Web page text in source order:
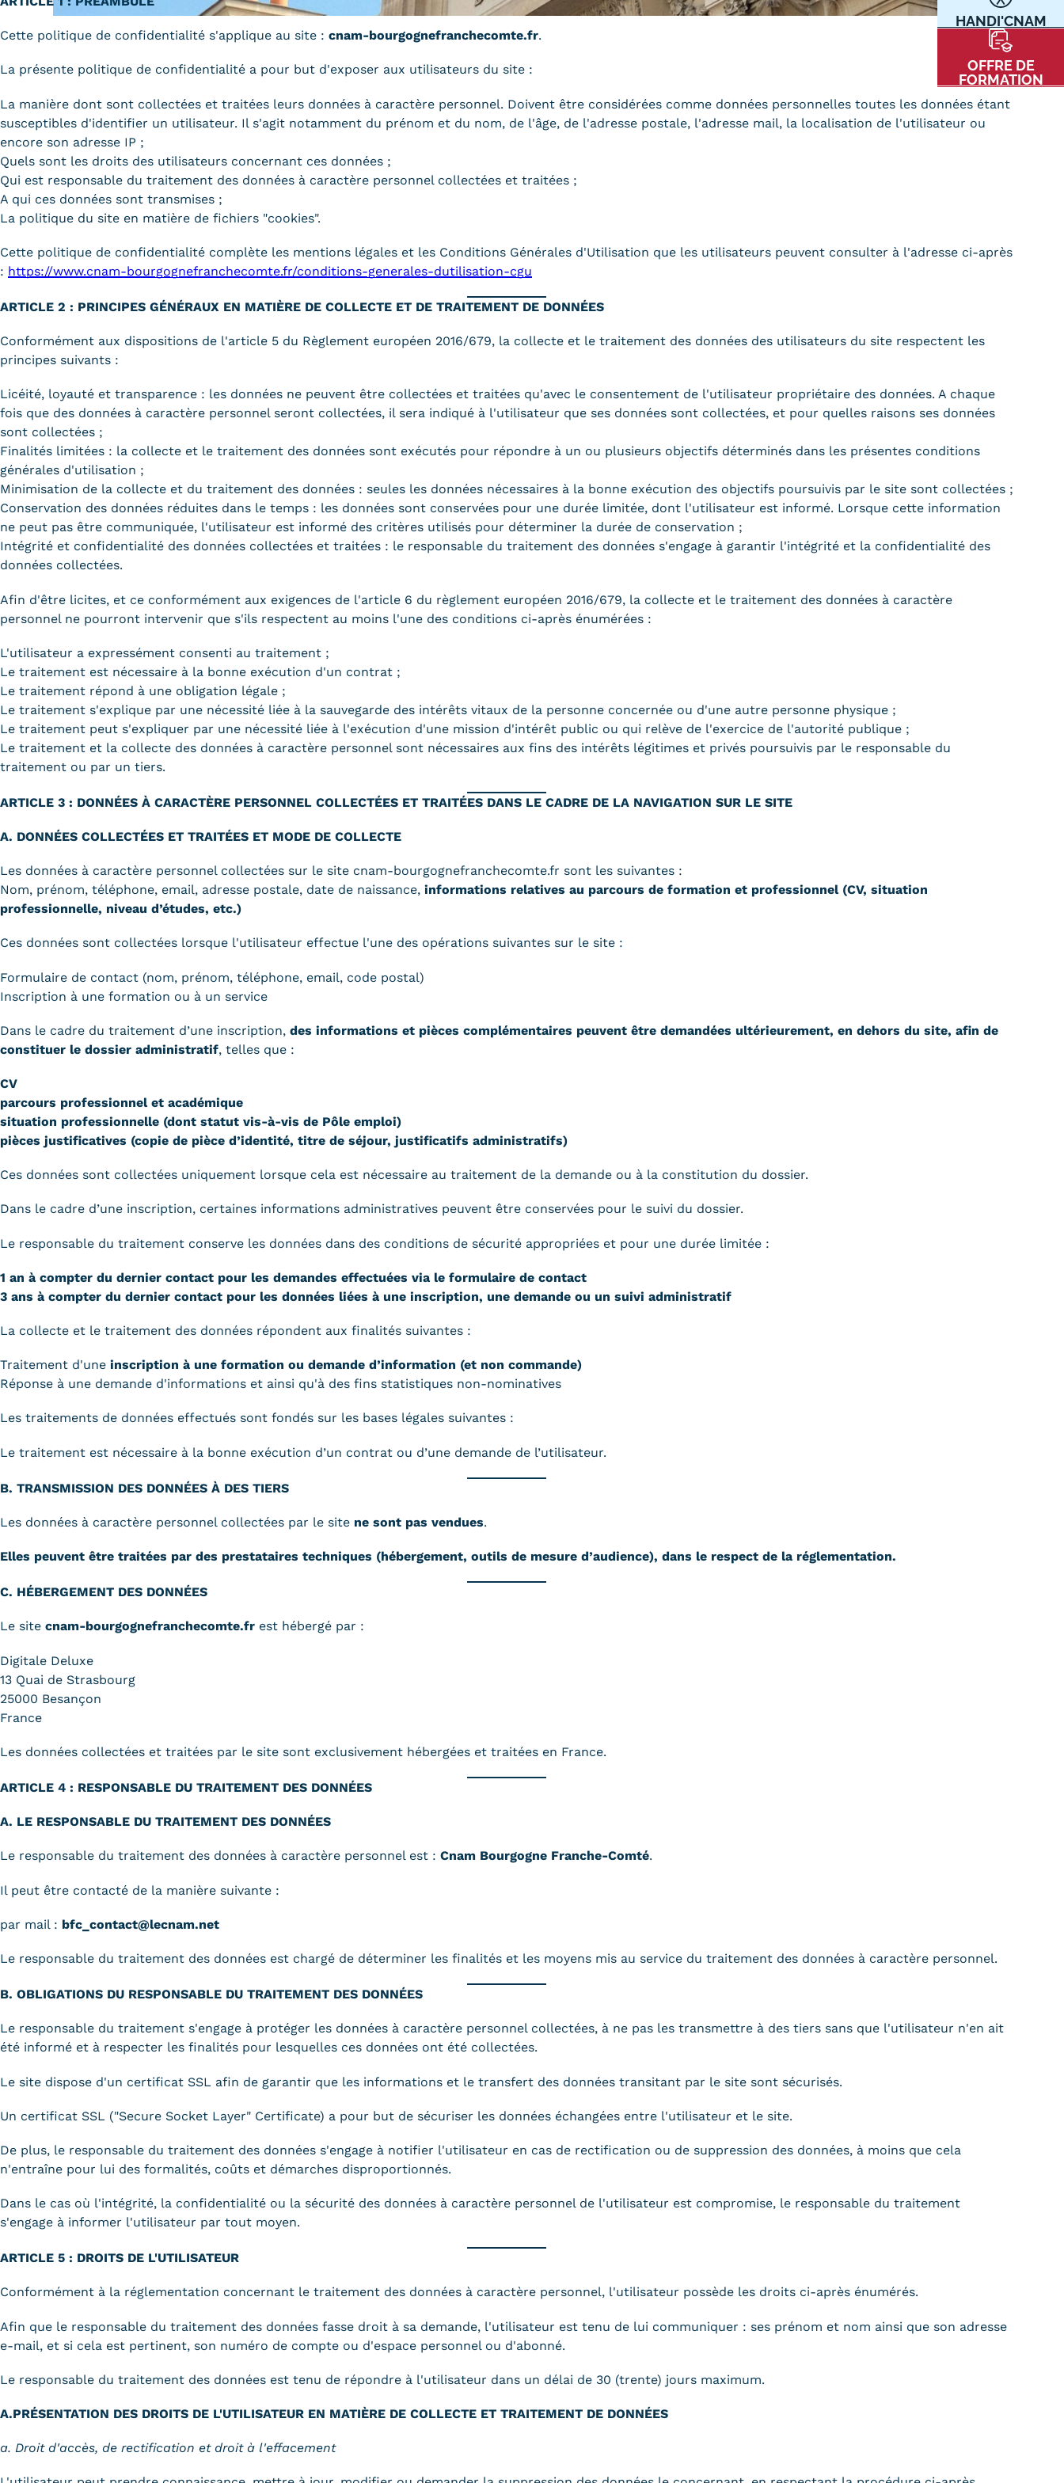
HANDI'CNAM
OFFRE DE
FORMATION
Quoi de neuf au Cnam BFC?
Agenda
Revue de presse
Contact
Contacts services
Formulaire de contact
Alternance
Enseignement à distance
Validation des Acquis de
l'Expérience (VAE)
Validation des études
supérieures (VES)
professionnels et personnels
(VAPP)
Qualiopi
Infos élèves
Modalités de financement
Fiche contact salons, forums,
JPO
Menu
obligatoires
Navigation
Cette politique de confidentialité s'applique au site : cnam-bourgognefranchecomte.fr.
La présente politique de confidentialité a pour but d'exposer aux utilisateurs du site :
La manière dont sont collectées et traitées leurs données à caractère personnel. Doivent être considérées comme données personnelles toutes les données étant
susceptibles d'identifier un utilisateur. Il s'agit notamment du prénom et du nom, de l'âge, de l'adresse postale, l'adresse mail, la localisation de l'utilisateur ou
encore son adresse IP ;
Quels sont les droits des utilisateurs concernant ces données ;
Qui est responsable du traitement des données à caractère personnel collectées et traitées ;
A qui ces données sont transmises ;
La politique du site en matière de fichiers "cookies".
Cette politique de confidentialité complète les mentions légales et les Conditions Générales d'Utilisation que les utilisateurs peuvent consulter à l'adresse ci-après
: https://www.cnam-bourgognefranchecomte.fr/conditions-generales-dutilisation-cgu
ARTICLE 2 : PRINCIPES GÉNÉRAUX EN MATIÈRE DE COLLECTE ET DE TRAITEMENT DE DONNÉES
Conformément aux dispositions de l'article 5 du Règlement européen 2016/679, la collecte et le traitement des données des utilisateurs du site respectent les
principes suivants :
Licéité, loyauté et transparence : les données ne peuvent être collectées et traitées qu'avec le consentement de l'utilisateur propriétaire des données. A chaque
fois que des données à caractère personnel seront collectées, il sera indiqué à l'utilisateur que ses données sont collectées, et pour quelles raisons ses données
sont collectées ;
Finalités limitées : la collecte et le traitement des données sont exécutés pour répondre à un ou plusieurs objectifs déterminés dans les présentes conditions
générales d'utilisation ;
Minimisation de la collecte et du traitement des données : seules les données nécessaires à la bonne exécution des objectifs poursuivis par le site sont collectées ;
Conservation des données réduites dans le temps : les données sont conservées pour une durée limitée, dont l'utilisateur est informé. Lorsque cette information
ne peut pas être communiquée, l'utilisateur est informé des critères utilisés pour déterminer la durée de conservation ;
Intégrité et confidentialité des données collectées et traitées : le responsable du traitement des données s'engage à garantir l'intégrité et la confidentialité des
données collectées.
Afin d'être licites, et ce conformément aux exigences de l'article 6 du règlement européen 2016/679, la collecte et le traitement des données à caractère
personnel ne pourront intervenir que s'ils respectent au moins l'une des conditions ci-après énumérées :
L'utilisateur a expressément consenti au traitement ;
Le traitement est nécessaire à la bonne exécution d'un contrat ;
Le traitement répond à une obligation légale ;
Le traitement s'explique par une nécessité liée à la sauvegarde des intérêts vitaux de la personne concernée ou d'une autre personne physique ;
Le traitement peut s'expliquer par une nécessité liée à l'exécution d'une mission d'intérêt public ou qui relève de l'exercice de l'autorité publique ;
Le traitement et la collecte des données à caractère personnel sont nécessaires aux fins des intérêts légitimes et privés poursuivis par le responsable du
traitement ou par un tiers.
ARTICLE 3 : DONNÉES À CARACTÈRE PERSONNEL COLLECTÉES ET TRAITÉES DANS LE CADRE DE LA NAVIGATION SUR LE SITE
A. DONNÉES COLLECTÉES ET TRAITÉES ET MODE DE COLLECTE
Les données à caractère personnel collectées sur le site cnam-bourgognefranchecomte.fr sont les suivantes :
Nom, prénom, téléphone, email, adresse postale, date de naissance, informations relatives au parcours de formation et professionnel (CV, situation
professionnelle, niveau d’études, etc.)
Ces données sont collectées lorsque l'utilisateur effectue l'une des opérations suivantes sur le site :
Formulaire de contact (nom, prénom, téléphone, email, code postal)
Inscription à une formation ou à un service
Dans le cadre du traitement d’une inscription, des informations et pièces complémentaires peuvent être demandées ultérieurement, en dehors du site, afin de
constituer le dossier administratif, telles que :
CV
parcours professionnel et académique
situation professionnelle (dont statut vis-à-vis de Pôle emploi)
pièces justificatives (copie de pièce d’identité, titre de séjour, justificatifs administratifs)
Ces données sont collectées uniquement lorsque cela est nécessaire au traitement de la demande ou à la constitution du dossier.
Dans le cadre d’une inscription, certaines informations administratives peuvent être conservées pour le suivi du dossier.
Le responsable du traitement conserve les données dans des conditions de sécurité appropriées et pour une durée limitée :
1 an à compter du dernier contact pour les demandes effectuées via le formulaire de contact
3 ans à compter du dernier contact pour les données liées à une inscription, une demande ou un suivi administratif
La collecte et le traitement des données répondent aux finalités suivantes :
Traitement d'une inscription à une formation ou demande d’information (et non commande)
Réponse à une demande d'informations et ainsi qu'à des fins statistiques non-nominatives
Les traitements de données effectués sont fondés sur les bases légales suivantes :
Le traitement est nécessaire à la bonne exécution d’un contrat ou d’une demande de l’utilisateur.
B. TRANSMISSION DES DONNÉES À DES TIERS
Les données à caractère personnel collectées par le site ne sont pas vendues.
Elles peuvent être traitées par des prestataires techniques (hébergement, outils de mesure d’audience), dans le respect de la réglementation.
C. HÉBERGEMENT DES DONNÉES
Le site cnam-bourgognefranchecomte.fr est hébergé par :
Digitale Deluxe
13 Quai de Strasbourg
25000 Besançon
France
Les données collectées et traitées par le site sont exclusivement hébergées et traitées en France.
ARTICLE 4 : RESPONSABLE DU TRAITEMENT DES DONNÉES
A. LE RESPONSABLE DU TRAITEMENT DES DONNÉES
Le responsable du traitement des données à caractère personnel est : Cnam Bourgogne Franche-Comté.
Il peut être contacté de la manière suivante :
par mail : bfc_contact@lecnam.net
Le responsable du traitement des données est chargé de déterminer les finalités et les moyens mis au service du traitement des données à caractère personnel.
B. OBLIGATIONS DU RESPONSABLE DU TRAITEMENT DES DONNÉES
Le responsable du traitement s'engage à protéger les données à caractère personnel collectées, à ne pas les transmettre à des tiers sans que l'utilisateur n'en ait
été informé et à respecter les finalités pour lesquelles ces données ont été collectées.
Le site dispose d'un certificat SSL afin de garantir que les informations et le transfert des données transitant par le site sont sécurisés.
Un certificat SSL ("Secure Socket Layer" Certificate) a pour but de sécuriser les données échangées entre l'utilisateur et le site.
De plus, le responsable du traitement des données s'engage à notifier l'utilisateur en cas de rectification ou de suppression des données, à moins que cela
n'entraîne pour lui des formalités, coûts et démarches disproportionnés.
Dans le cas où l'intégrité, la confidentialité ou la sécurité des données à caractère personnel de l'utilisateur est compromise, le responsable du traitement
s'engage à informer l'utilisateur par tout moyen.
ARTICLE 5 : DROITS DE L'UTILISATEUR
Conformément à la réglementation concernant le traitement des données à caractère personnel, l'utilisateur possède les droits ci-après énumérés.
Afin que le responsable du traitement des données fasse droit à sa demande, l'utilisateur est tenu de lui communiquer : ses prénom et nom ainsi que son adresse
e-mail, et si cela est pertinent, son numéro de compte ou d'espace personnel ou d'abonné.
Le responsable du traitement des données est tenu de répondre à l'utilisateur dans un délai de 30 (trente) jours maximum.
A.PRÉSENTATION DES DROITS DE L'UTILISATEUR EN MATIÈRE DE COLLECTE ET TRAITEMENT DE DONNÉES
a. Droit d'accès, de rectification et droit à l'effacement